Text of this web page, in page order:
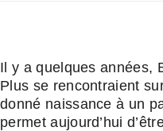
Il y a quelques années,
Plus se rencontraient
donné naissance à un
permet aujourd’hui